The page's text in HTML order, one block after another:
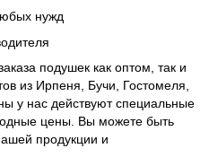
нужд
подушек как оптом, так и
из Ирпеня, Бучи, Гостомеля,
у нас действуют специальные
цены. Вы можете быть
продукции и